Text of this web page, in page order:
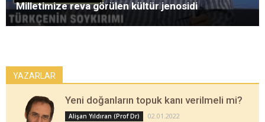
Milletimize reva görülen kültür jenosidi
YAZARLAR
Yeni doğanların topuk kanı verilmeli mi?
Alişan Yıldıran (Prof Dr) 02.01.2022